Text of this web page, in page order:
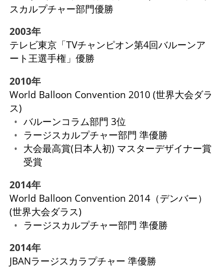
スカルプチャー部門優勝
2003年
テレビ東京「TVチャンピオン第4回バルーンア
ート王選手権」優勝
2010年
World Balloon Convention 2010 (世界大会ダラ
ス)
バルーンコラム部門 3位
ラージスカルプチャー部門 準優勝
大会最高賞(日本人初) マスターデザイナー賞
受賞
2014年
World Balloon Convention 2014（デンバー）
(世界大会ダラス)
ラージスカルプチャー部門 準優勝
2014年
JBANラージスカラプチャー 準優勝